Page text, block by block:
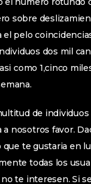
sobre
el pelo
dos mil
como 1,cinco
de individuos
nosotros favor.
te gustaria en
todas los
te interesen. Si